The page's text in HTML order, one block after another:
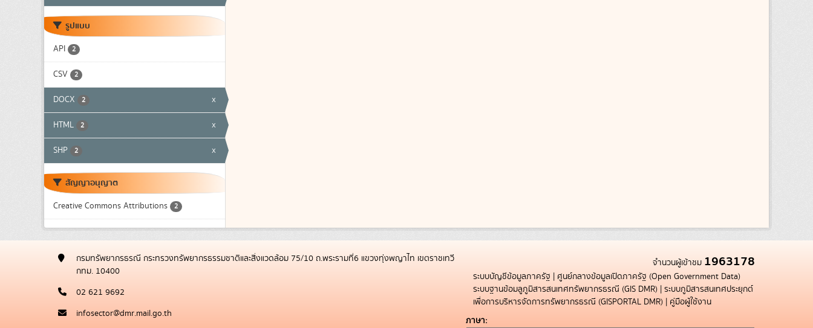
รูปแบบ
API 2
CSV 2
DOCX 2 x
HTML 2 x
SHP 2 x
สัญญาอนุญาต
Creative Commons Attributions 2
กรมทรัพยากรธรณี กระทรวงทรัพยากรธรรมชาติและสิ่งแวดล้อม 75/10 ถ.พระรามที่6 แขวงทุ่งพญาไท เขตราชเทวี
กทม. 10400
02 621 9692
infosector@dmr.mail.go.th
จำนวนผู้เข้าชม 1963178
ระบบบัญชีข้อมูลภาครัฐ | ศูนย์กลางข้อมูลเปิดภาครัฐ (Open Government Data)
ระบบฐานข้อมลูภูมิสารสนเทศทรัพยากรธรณี (GIS DMR) | ระบบภูมิสารสนเทศประยุกต์
เพื่อการบริหารจัดการทรัพยากรธรณี (GISPORTAL DMR) | คู่มือผู้ใช้งาน
ภาษา